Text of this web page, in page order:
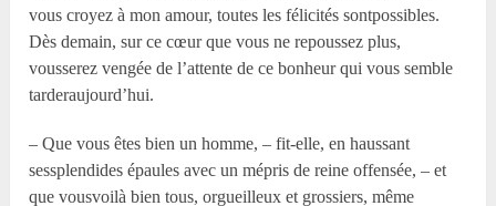
vous croyez à mon amour, toutes les félicités sontpossibles.
Dès demain, sur ce cœur que vous ne repoussez plus,
vousserez vengée de l’attente de ce bonheur qui vous semble
tarderaujourd’hui.
– Que vous êtes bien un homme, – fit-elle, en haussant
sessplendides épaules avec un mépris de reine offensée, – et
que vousvoilà bien tous, orgueilleux et grossiers, même